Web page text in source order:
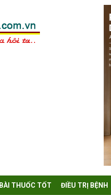
BÀI THUỐC TỐT ĐIỀU TRỊ BỆNH